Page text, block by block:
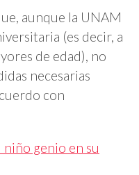
aunque la UNAM
(es decir, a
de edad), no
necesarias
con
niño genio en su